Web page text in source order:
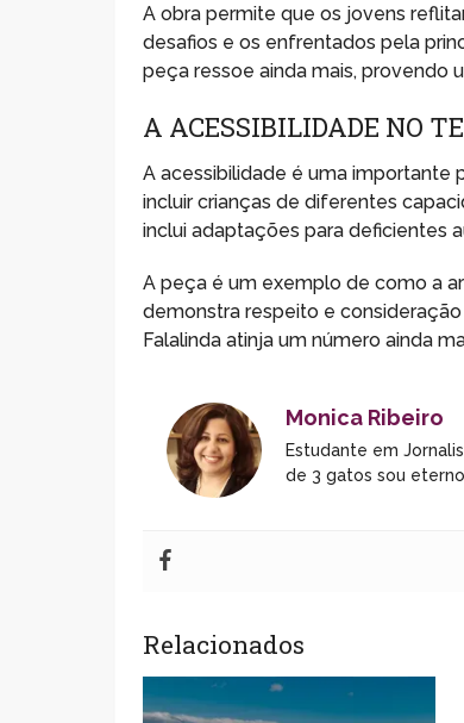
A obra permite que os jovens
desafios e os enfrentados pela
peça ressoe ainda mais, provendo
A ACESSIBILIDADE NO
A acessibilidade é uma importante
incluir crianças de diferentes
inclui adaptações para deficientes
A peça é um exemplo de como a
demonstra respeito e
Falalinda atinja um número ainda
Monica Ribeiro
Estudante em
de 3 gatos sou
Relacionados